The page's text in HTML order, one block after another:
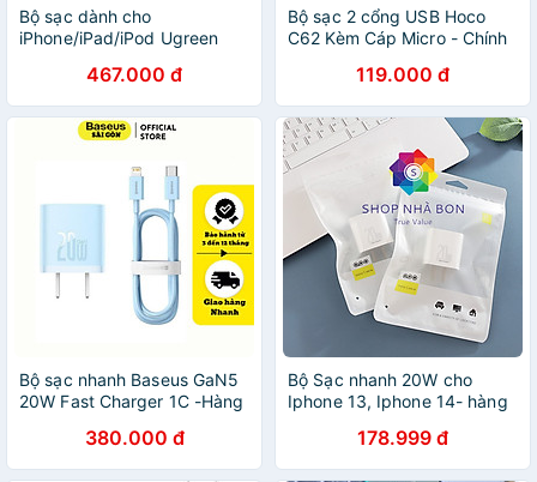
Bộ sạc dành cho
iPhone/iPad/iPod Ugreen
467.000 đ
Bộ sạc 2 cổng USB Hoco
C62 Kèm Cáp Micro - Chính
119.000 đ
Bộ sạc nhanh Baseus GaN5
20W Fast Charger 1C -Hàng
380.000 đ
Bộ Sạc nhanh 20W cho
Iphone 13, Iphone 14- hàng
178.999 đ